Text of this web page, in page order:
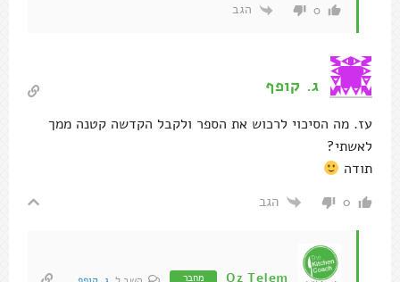
0 הגב
ג. קופף
עז. מה הסיכוי לרכוש את הספר ולקבל הקדשה קטנה ממך
לאשתי?
תודה
0 הגב
Oz Telem מחבר